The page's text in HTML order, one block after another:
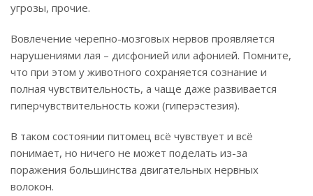
угрозы, прочие.
Вовлечение черепно-мозговых нервов проявляется
нарушениями лая – дисфонией или афонией. Помните,
что при этом у животного сохраняется сознание и
полная чувствительность, а чаще даже развивается
гиперчувствительность кожи (гиперэстезия).
В таком состоянии питомец всё чувствует и всё
понимает, но ничего не может поделать из-за
поражения большинства двигательных нервных
волокон.